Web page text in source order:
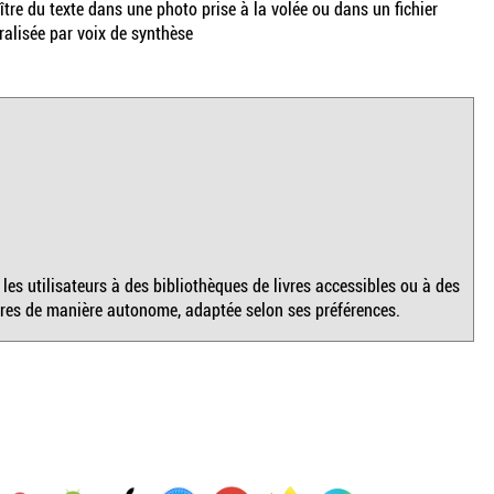
du texte dans une photo prise à la volée ou dans un fichier
par voix de synthèse
utilisateurs à des bibliothèques de livres accessibles ou à des
de manière autonome, adaptée selon ses préférences.